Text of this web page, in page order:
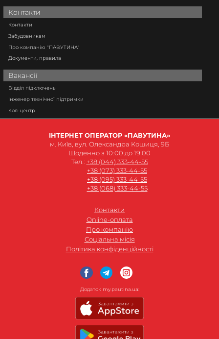
Контакти
Контакти
Забудовникам
Про компанію "ПАВУТИНА"
Документи, правила
Вакансії
Відділ підключень
Інженер технічної підтримки
Кол-центр
ІНТЕРНЕТ ОПЕРАТОР «ПАВУТИНА»
м. Київ, вул. Олександра Кошиця, 9Б
Щоденно з 10:00 до 19:00
Тел.: +38 (044) 333-44-55
+38 (073) 333-44-55
+38 (095) 333-44-55
+38 (068) 333-44-55
Контакти
Online-оплата
Про компанію
Соціальна місія
Політика конфіденційності
Додаток my.pautina.ua: